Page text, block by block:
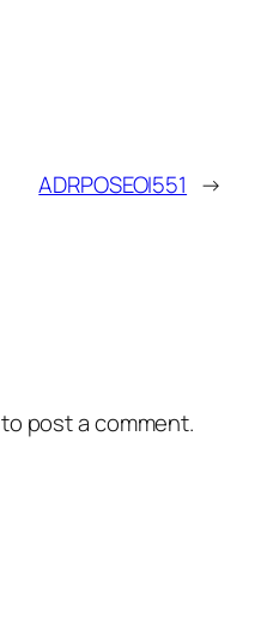
ADRPOSEOI551 →
to post a comment.